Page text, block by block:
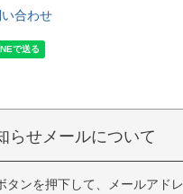
合わせ
らせメールについて
タンを押下して、メールアドレ